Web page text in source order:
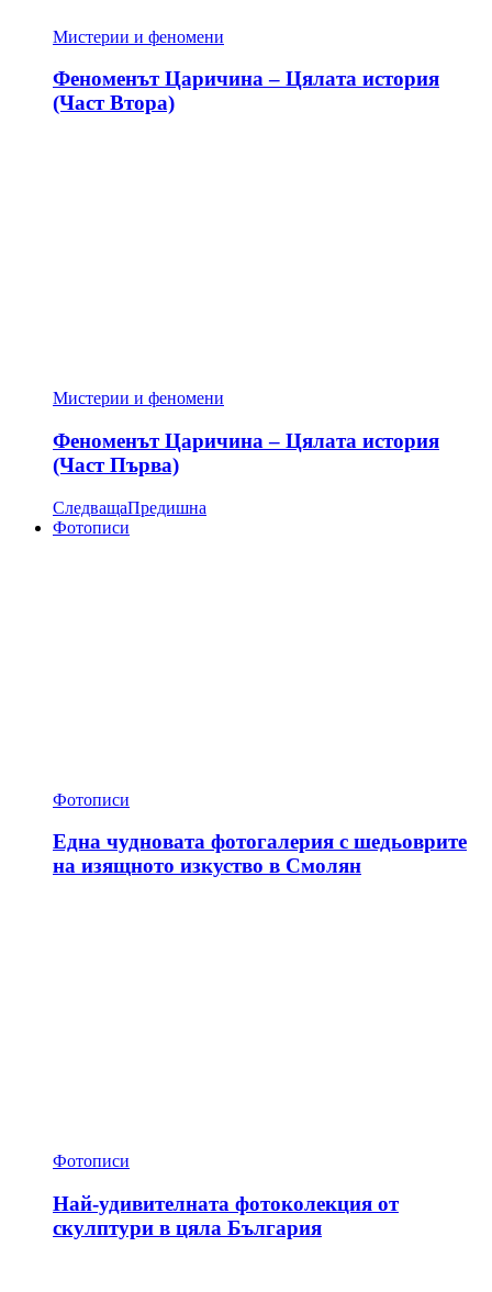
Мистерии и феномени
Феноменът Царичина – Цялата история
(Част Втора)
Мистерии и феномени
Феноменът Царичина – Цялата история
(Част Първа)
СледващаПредишна
Фотописи
Фотописи
Една чудновата фотогалерия с шедьоврите
на изящното изкуство в Смолян
Фотописи
Най-удивителната фотоколекция от
скулптури в цяла България